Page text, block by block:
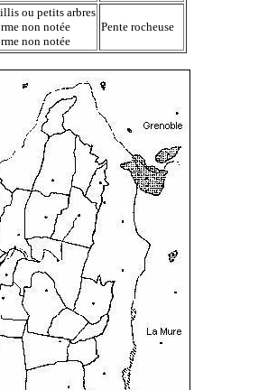
ou petits arbres
non notée
non notée
Pente rocheuse